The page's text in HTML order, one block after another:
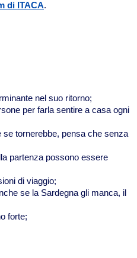
di ITACA.
nel suo ritorno;
per farla sentire a casa ogni
tornerebbe, pensa che senza
partenza possono essere
di viaggio;
se la Sardegna gli manca, il
forte;